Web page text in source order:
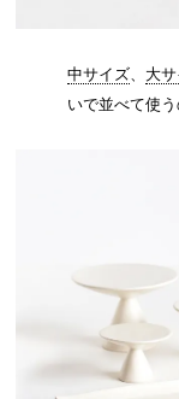
中サイズ、 大
いで並べて使